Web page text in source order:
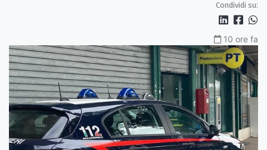
Condividi su:
10 ore fa